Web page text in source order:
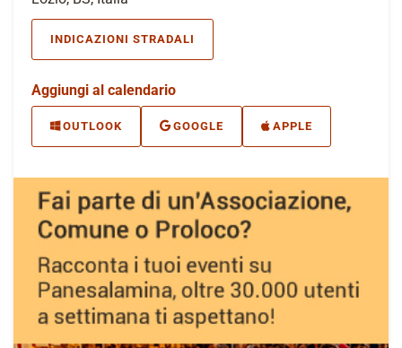
INDICAZIONI STRADALI
Aggiungi al calendario
OUTLOOK GOOGLE APPLE